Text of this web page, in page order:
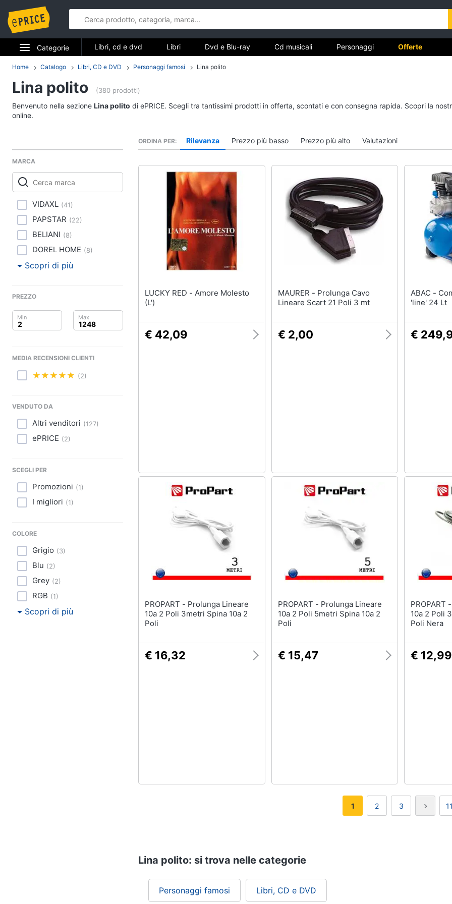
Categorie
Elettrodomestici
Informatica
Videogiochi
Audio e musica
Arredo
Brico e Giardinaggio
Prima infanzia
Casalinghi
Motori
Promozioni
Libri, cd e dvd
Libri di Cucina
Architettura
Vedi tutti
Walt disney film
Musica Leggera
Libri, cd e dvd Libri Dvd e Blu-ray Cd musicali Personaggi Offerte
Home Catalogo Libri, CD e DVD Personaggi famosi Lina polito
Lina polito (380 prodotti)
Benvenuto nella sezione Lina polito di ePRICE. Scegli tra tantissimi prodotti in offerta, scontati e con consegna rapida. Scopri la
online.
MARCA
VIDAXL (41)
PAPSTAR (22)
BELIANI (8)
DOREL HOME (8)
Scopri di più
PREZZO
MEDIA RECENSIONI CLIENTI
(2)
VENDUTO DA
Altri venditori (127)
ePRICE (2)
SCEGLI PER
Promozioni (1)
I migliori (1)
COLORE
Grigio (3)
Blu (2)
Grey (2)
RGB (1)
Scopri di più
ORDINA PER Rilevanza Prezzo più basso Prezzo più alto Valutazioni
LUCKY RED - Amore Molesto
(L')
€ 42,09
MAURER - Prolunga Cavo
Lineare Scart 21 Poli 3 mt
€ 2,00
ABAC - Compressore Coassiale
'line' 24 Lt
€
PROPART - Prolunga Lineare
10a 2 Poli 3metri Spina 10a 2
Poli
€ 16,32
PROPART - Prolunga Lineare
10a 2 Poli 5metri Spina 10a 2
Poli
€ 15,47
PROPART - Prolunga
10a 2 Poli
Poli Nera
€ 12,99
1 2 3
Lina polito: si trova nelle categorie
Personaggi famosi Libri, CD e DVD